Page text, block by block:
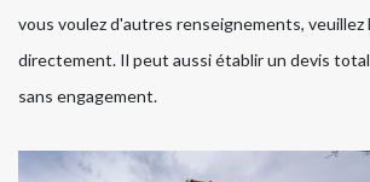
vous voulez d'autres renseignements,
directement. Il peut aussi établir un devis
sans engagement.